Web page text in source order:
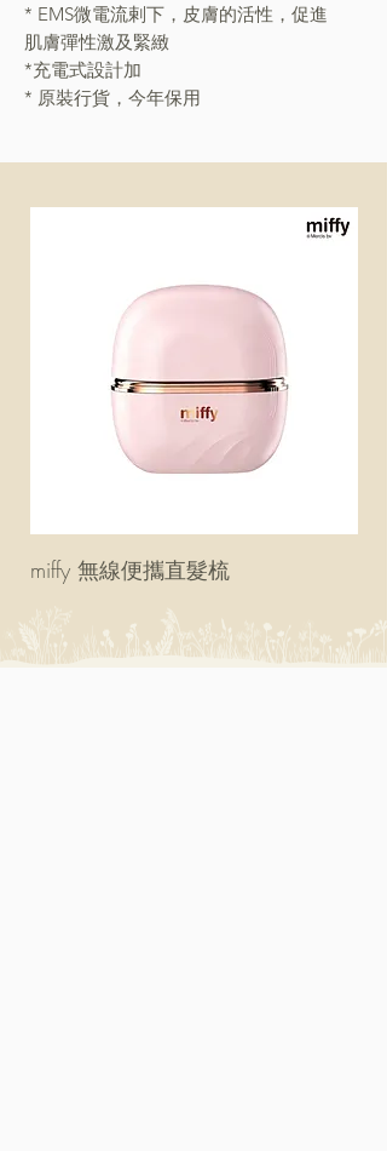
* EMS微電流剌下，皮膚的活性，促進
肌膚彈性激及緊緻
*充電式設計加
* 原裝行貨，今年保用
miffy 無線便攜直髮梳